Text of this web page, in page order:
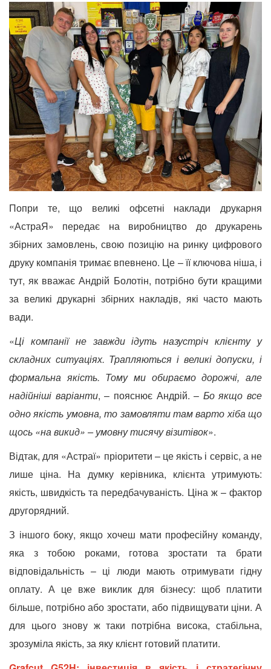
Попри те, що великі офсетні наклади друкарня
«АстраЯ» передає на виробництво до друкарень
збірних замовлень, свою позицію на ринку цифрового
друку компанія тримає впевнено. Це – її ключова ніша, і
тут, як вважає Андрій Болотін, потрібно бути кращими
за великі друкарні збірних накладів, які часто мають
вади.
«Ці компанії не завжди ідуть назустріч клієнту у
складних ситуаціях. Трапляються і великі допуски, і
формальна якість. Тому ми обираємо дорожчі, але
надійніші варіанти, – пояснює Андрій. – Бо якщо все
одно якість умовна, то замовляти там варто хіба що
щось «на викид» – умовну тисячу візитівок».
Відтак, для «Астраї» пріоритети – це якість і сервіс, а не
лише ціна. На думку керівника, клієнта утримують:
якість, швидкість та передбачуваність. Ціна ж – фактор
другорядний.
З іншого боку, якщо хочеш мати професійну команду,
яка з тобою роками, готова зростати та брати
відповідальність – ці люди мають отримувати гідну
оплату. А це вже виклик для бізнесу: щоб платити
більше, потрібно або зростати, або підвищувати ціни. А
для цього знову ж таки потрібна висока, стабільна,
зрозуміла якість, за яку клієнт готовий платити.